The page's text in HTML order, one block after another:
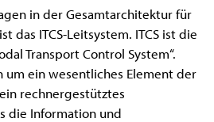
in der Gesamtarchitektur für
das ITCS-Leitsystem. ITCS ist die
Transport Control System“.
um ein wesentliches Element der
rechnergestütztes
die Information und